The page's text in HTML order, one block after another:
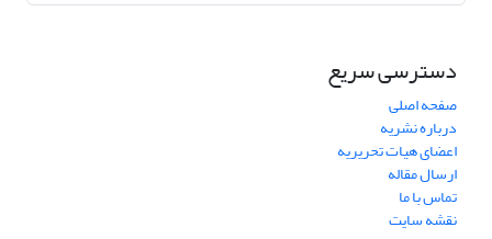
دسترسی سریع
صفحه اصلی
درباره نشریه
اعضای هیات تحریریه
ارسال مقاله
تماس با ما
نقشه سایت